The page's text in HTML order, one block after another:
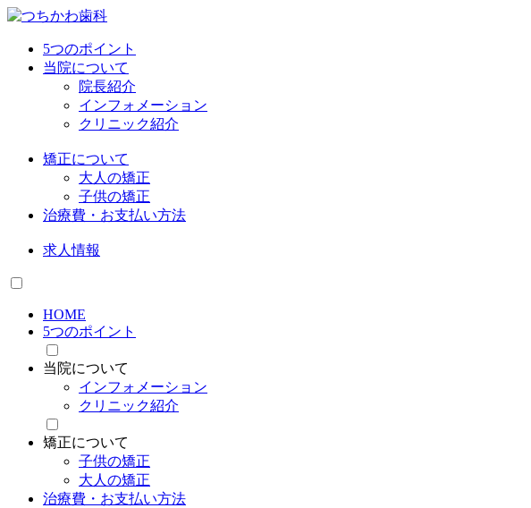
5つのポイント
当院について
院長紹介
インフォメーション
クリニック紹介
矯正について
大人の矯正
子供の矯正
治療費・お支払い方法
求人情報
HOME
5つのポイント
当院について
インフォメーション
クリニック紹介
矯正について
子供の矯正
大人の矯正
治療費・お支払い方法